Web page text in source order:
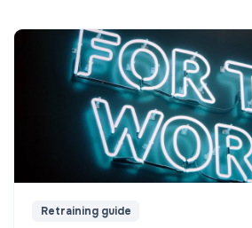
Retraining guide